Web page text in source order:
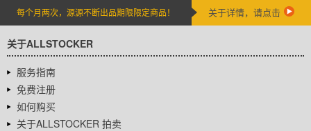
每个月两次，源源不断出品期限限定商品！ 关于详情，请点击
关于ALLSTOCKER
服务指南
免费注册
如何购买
关于ALLSTOCKER 拍卖